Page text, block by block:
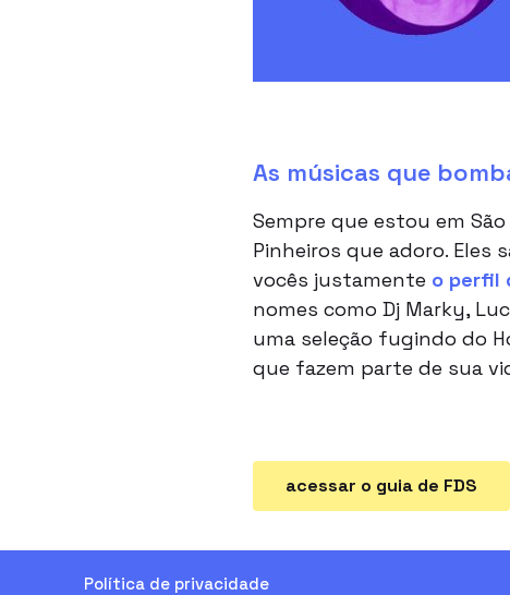
As músicas que
Sempre que estou em
Pinheiros que adoro. Eles
vocês justamente o perfil
nomes como Dj Marky,
uma seleção fugindo do
que fazem parte de sua
acessar o guia de FDS
Política de privacidade